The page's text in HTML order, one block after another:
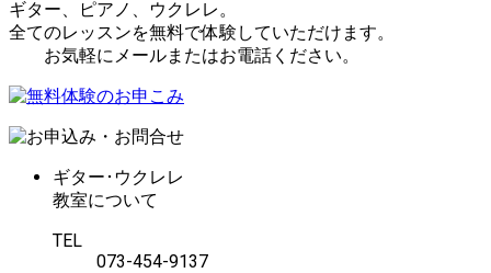
ギター、ピアノ、ウクレレ。
全てのレッスンを無料で体験していただけます。
お気軽にメールまたはお電話ください。
ギター･ウクレレ
教室について
TEL
073-454-9137